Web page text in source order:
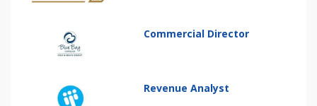
Commercial Director
Revenue Analyst